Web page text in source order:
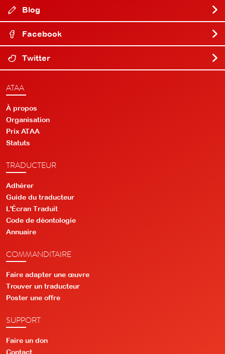
Blog
Facebook
Twitter
ATAA
À propos
Organisation
Prix ATAA
Statuts
TRADUCTEUR
Adhérer
Guide du traducteur
L'Écran Traduit
Code de déontologie
Annuaire
COMMANDITAIRE
Faire adapter une œuvre
Trouver un traducteur
Poster une offre
SUPPORT
Faire un don
Contact